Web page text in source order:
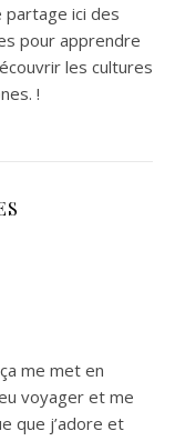
ici des
pour apprendre
les cultures
!
me met en
voyager et me
que j’adore et